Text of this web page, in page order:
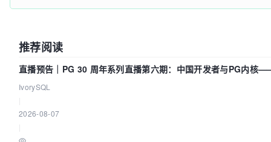
推荐阅读
直播预告｜PG 30 周年系列直播第六期：中国开发者与PG内核
吗？我们贡献了什么？
IvorySQL
2026-08-07